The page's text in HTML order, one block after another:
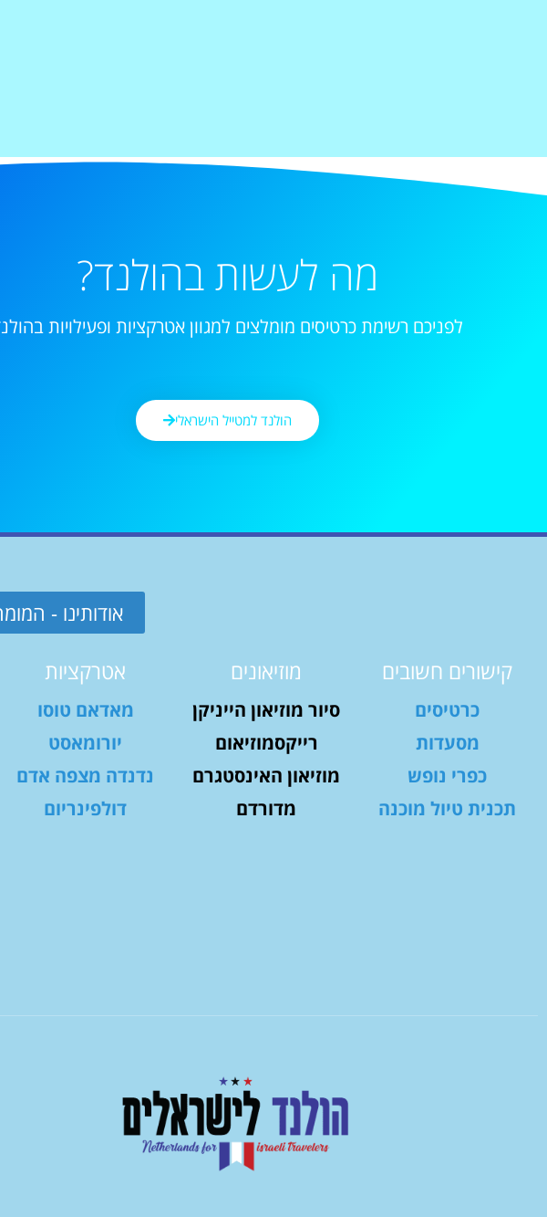
מה לעשות בהולנד?
לפניכם רשימת כרטיסים מומלצים למגוון אטרקציות ופעילויות
הולנד למטייל הישראלי
אודותינו -
קישורים חשובים
כרטיסים
מסעדות
כפרי נופש
תכנית טיול מוכנה
מוזיאונים
סיור מוזיאון הייניקן
רייקסמוזיאום
מוזיאון האינסטגרם
מדורדם
אטרקציות
מאדאם טוסו
יורומאסט
נדנדה מצפה אדם
דולפינריום